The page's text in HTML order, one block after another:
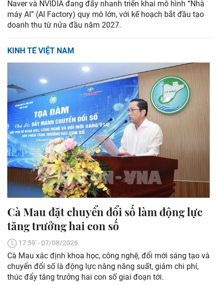
Naver và NVIDIA đang đẩy nhanh triển khai mô hình “Nhà
máy AI” (AI Factory) quy mô lớn, với kế hoạch bắt đầu tạo
doanh thu từ nửa đầu năm 2027.
KINH TẾ VIỆT NAM
Cà Mau đặt chuyển đổi số làm động lực
tăng trưởng hai con số
17:59' - 07/08/2026
Cà Mau xác định khoa học, công nghệ, đổi mới sáng tạo và
chuyển đổi số là động lực nâng năng suất, giảm chi phí,
thúc đẩy tăng trưởng hai con số giai đoạn tới.